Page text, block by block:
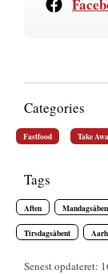
Categories
Fastfood Take
Tags
Aften
Tirsdagsåbent
Senest opdateret: